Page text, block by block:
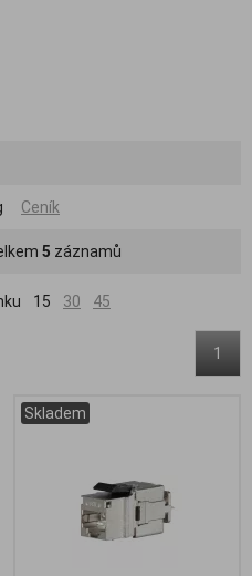
Ceník
5 záznamů
15 30 45
1
Skladem